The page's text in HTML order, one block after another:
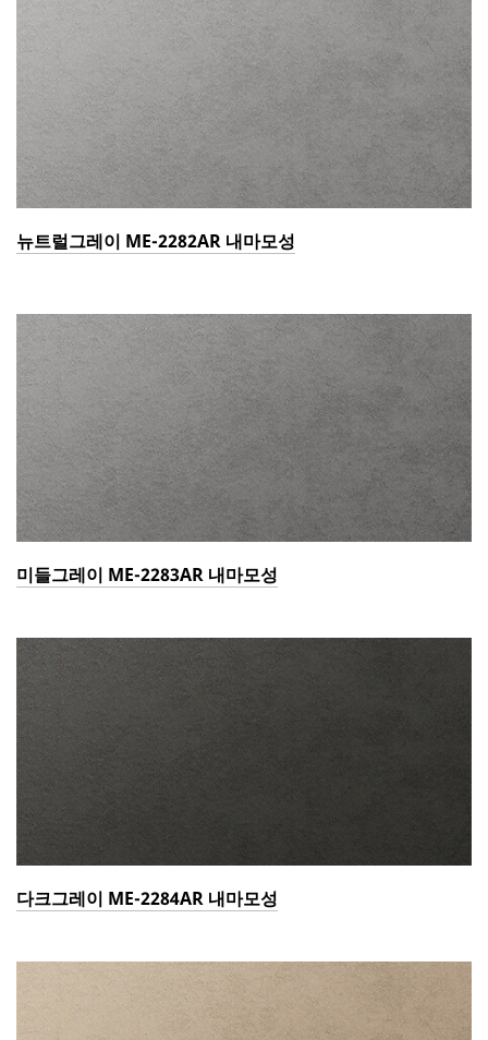
뉴트럴그레이 ME-2282AR 내마모성
미들그레이 ME-2283AR 내마모성
다크그레이 ME-2284AR 내마모성